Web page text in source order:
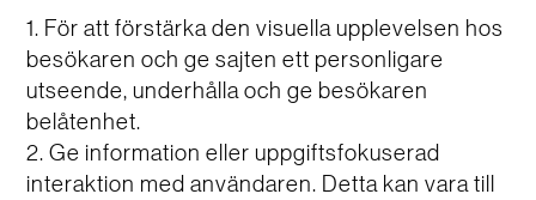
För att förstärka den visuella upplevelsen hos
besökaren och ge sajten ett personligare
utseende, underhålla och ge besökaren
belåtenhet.
Ge information eller uppgiftsfokuserad
interaktion med användaren. Detta kan vara till